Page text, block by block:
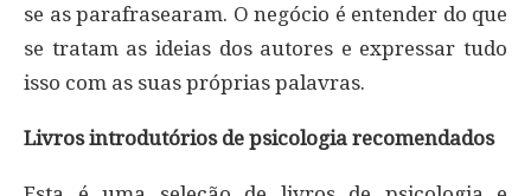
se as parafrasearam. O negócio é entender do que
se tratam as ideias dos autores e expressar tudo
isso com as suas próprias palavras.
Livros introdutórios de psicologia recomendados